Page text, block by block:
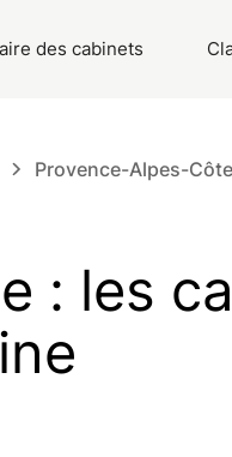
des cabinets
Provence-Alpes-
: les